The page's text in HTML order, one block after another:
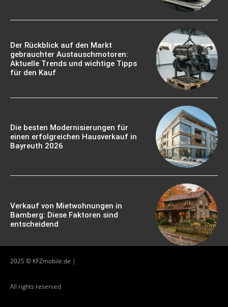
Der Rückblick auf den Markt
gebrauchter Austauschmotoren:
Aktuelle Trends und wichtige Tipps
für den Kauf
Die besten Modernisierungen für
einen erfolgreichen Hausverkauf in
Bayreuth 2026
Verkauf von Mietwohnungen in
Bamberg: Diese Faktoren sind
entscheidend
2025 © KFZmobile.de |
All rights reserved